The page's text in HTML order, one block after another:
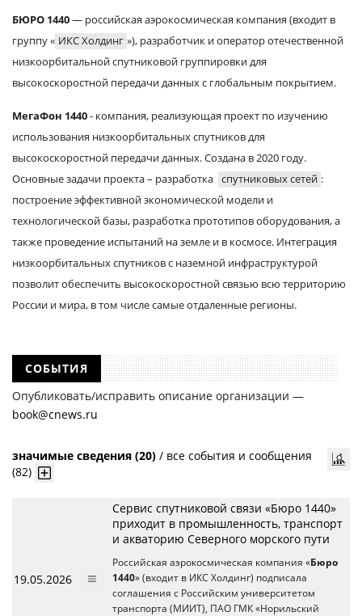
БЮРО 1440— российская аэрокосмическая компания (входит в
группу « ИКС Холдинг »), разработчик и оператор отечественной
низкоорбитальной спутниковой группировки для
высокоскоростной передачи данных с глобальным покрытием.
МегаФон 1440- компания, реализующая проект по изучению
использования низкоорбитальных спутников для
высокоскоростной передачи данных. Создана в 2020 году.
Основные задачи проекта – разработка спутниковых сетей :
построение эффективной экономической модели и
технологической базы, разработка прототипов оборудования, а
также проведение испытаний на земле и в космосе. Интеграция
низкоорбитальных спутников с наземной инфраструктурой
позволит обеспечить высокоскоростной связью всю территорию
России и мира, в том числе самые отдаленные регионы.
СОБЫТИЯ
Опубликовать/исправить описание организации —
book@cnews.ru
значимые сведения (20) / все события и сообщения
(82)
19.05.2026
Сервис спутниковой связи «Бюро 1440»
приходит в промышленность, транспорт
и акваторию Северного морского пути
Российская аэрокосмическая компания «Бюро
1440» (входит в ИКС Холдинг) подписала
соглашения с Российским университетом
транспорта (МИИТ), ПАО ГМК «Норильский